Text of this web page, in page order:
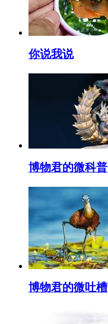
你说我说
博物君的微科普
博物君的微吐槽